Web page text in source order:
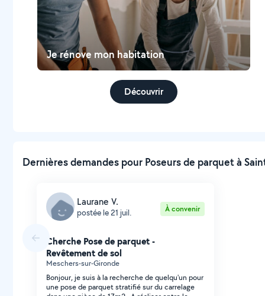
Je rénove mon habitation
Découvrir
Dernières demandes pour Poseurs de parquet à
Laurane V.
postée le 21 juil. À convenir
Cherche Pose de parquet -
Revêtement de sol
Meschers-sur-Gironde
Bonjour, je suis à la recherche de quelqu'un pour
une pose de parquet stratifié sur du carrelage